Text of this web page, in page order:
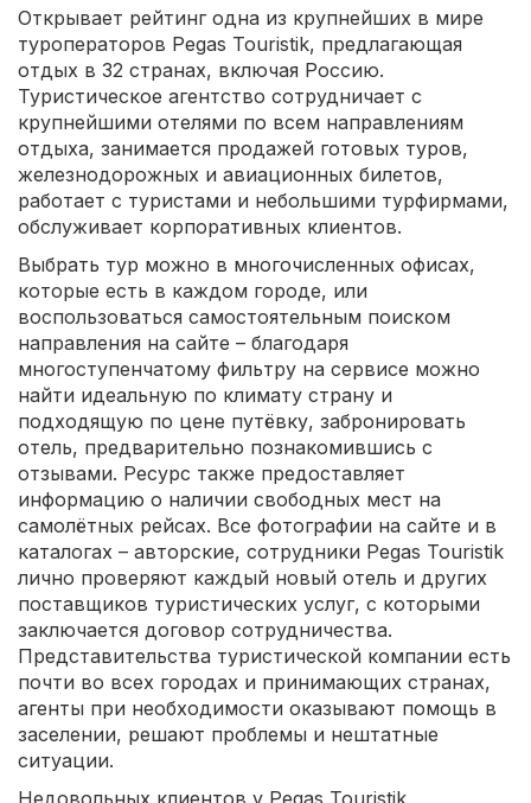
Открывает рейтинг одна из крупнейших в мире
туроператоров Pegas Touristik, предлагающая
отдых в 32 странах, включая Россию.
Туристическое агентство сотрудничает с
крупнейшими отелями по всем направлениям
отдыха, занимается продажей готовых туров,
железнодорожных и авиационных билетов,
работает с туристами и небольшими турфирмами,
обслуживает корпоративных клиентов.
Выбрать тур можно в многочисленных офисах,
которые есть в каждом городе, или
воспользоваться самостоятельным поиском
направления на сайте – благодаря
многоступенчатому фильтру на сервисе можно
найти идеальную по климату страну и
подходящую по цене путёвку, забронировать
отель, предварительно познакомившись с
отзывами. Ресурс также предоставляет
информацию о наличии свободных мест на
самолётных рейсах. Все фотографии на сайте и в
каталогах – авторские, сотрудники Pegas Touristik
лично проверяют каждый новый отель и других
поставщиков туристических услуг, с которыми
заключается договор сотрудничества.
Представительства туристической компании есть
почти во всех городах и принимающих странах,
агенты при необходимости оказывают помощь в
заселении, решают проблемы и нештатные
ситуации.
Недовольных клиентов у Pegas Touristik